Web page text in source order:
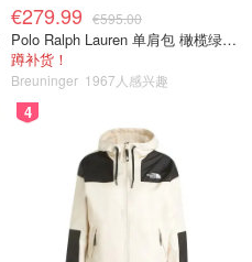
€279.99 €595.00
Polo Ralph Lauren 单肩包 橄榄绿金色
蹲补货！
Breuninger 1967人感兴趣
4